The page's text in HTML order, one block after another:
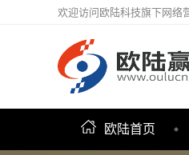
欢迎访问欧陆科技旗下网络
欧陆首页